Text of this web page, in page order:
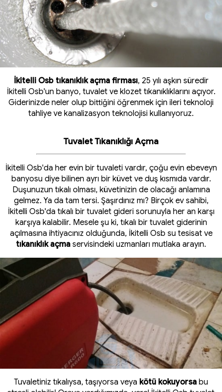
İkitelli Osb tıkanıklık açma firması, 25 yılı aşkın süredir
İkitelli Osb'un banyo, tuvalet ve klozet tıkanıklıklarını açıyor.
Giderinizde neler olup bittiğini öğrenmek için ileri teknoloji
tahliye ve kanalizasyon teknolojisi kullanıyoruz.
Tuvalet Tıkanıklığı Açma
İkitelli Osb'da her evin bir tuvaleti vardır, çoğu evin ebeveyn
banyosu diye bilinen ayrı bir küvet ve duş kısmıda vardır.
Duşunuzun tıkalı olması, küvetinizin de olacağı anlamına
gelmez. Ya da tam tersi. Şaşırdınız mı? Birçok ev sahibi,
İkitelli Osb'da tıkalı bir tuvalet gideri sorunuyla her an karşı
karşıya kalabilir. Mesele şu ki, tıkalı bir tuvalet giderinin
açılmasına ihtiyacınız olduğunda, İkitelli Osb su tesisat ve
tıkanıklık açma servisindeki uzmanları mutlaka arayın.
Tuvaletiniz tıkalıysa, taşıyorsa veya kötü kokuyorsa bu